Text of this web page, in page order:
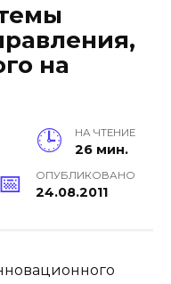
на
НА ЧТЕНИЕ
26 мин.
ОПУБЛИКОВАНО
24.08.2011